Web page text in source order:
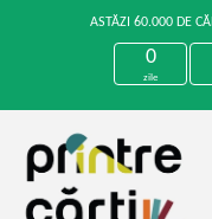
ASTĂZI 60.000 DE
0
zile